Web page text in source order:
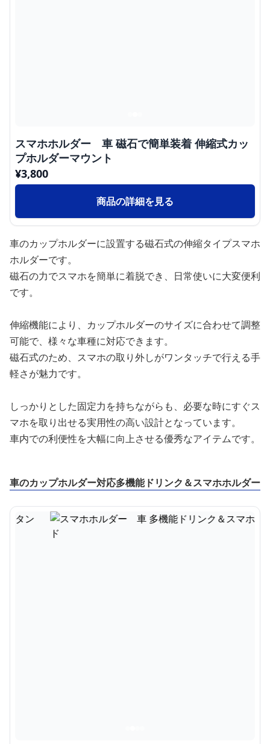
スマホホルダー 車 磁石で簡単装着 伸縮式カッ
プホルダーマウント
¥3,800
商品の詳細を見る
車のカップホルダーに設置する磁石式の伸縮タイプスマホ
ホルダーです。
磁石の力でスマホを簡単に着脱でき、日常使いに大変便利
です。
伸縮機能により、カップホルダーのサイズに合わせて調整
可能で、様々な車種に対応できます。
磁石式のため、スマホの取り外しがワンタッチで行える手
軽さが魅力です。
しっかりとした固定力を持ちながらも、必要な時にすぐス
マホを取り出せる実用性の高い設計となっています。
車内での利便性を大幅に向上させる優秀なアイテムです。
車のカップホルダー対応多機能ドリンク＆スマホホルダー